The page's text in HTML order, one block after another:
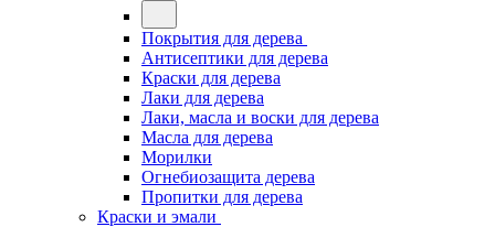
Покрытия для дерева
Антисептики для дерева
Краски для дерева
Лаки для дерева
Лаки, масла и воски для дерева
Масла для дерева
Морилки
Огнебиозащита дерева
Пропитки для дерева
Краски и эмали